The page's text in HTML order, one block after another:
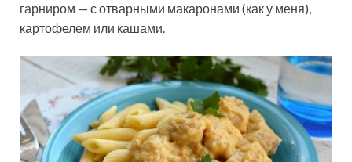
гарниром — с отварными макаронами (как у меня),
картофелем или кашами.